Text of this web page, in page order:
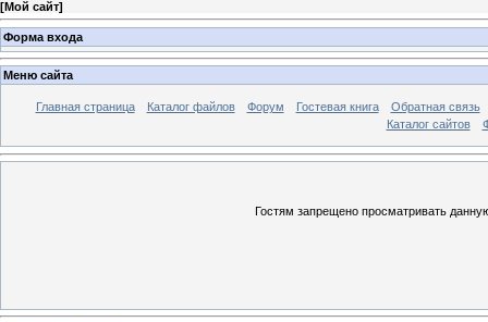
[Мой сайт]
Форма входа
Меню сайта
Главная страница Каталог файлов Форум Гостевая книга
Обратная связь
Каталог сайтов
Гостям запрещено просматривать